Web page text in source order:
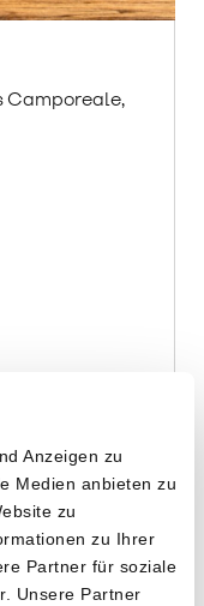
Anzeigen zu
Medien anbieten zu
zu
zu Ihrer
Partner für soziale
Unsere Partner
Camporeale,